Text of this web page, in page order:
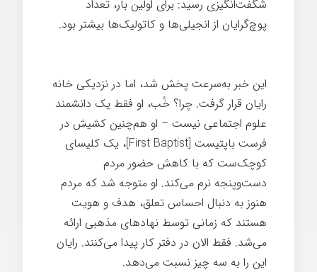
شگفت‌انگیزی رسید: برای اولین بار، تعداد
پوچ‌گرایان از انجیلی‌ها و کاتولیک‌ها بیشتر بود.
این خبر به‌سرعت پخش شد، اما در نزدیکی خانه
رایان قرار گرفت. چرا؟ خُب، او فقط یک دانشمند
علوم اجتماعی نیست – او هم‌چنین کشیش در
فرست باپتیست [First Baptist]، یک کلیسای
کوچک‌ست که با کاهش حضور مردم
دست‌وپنجه نرم می‌کند. او متوجه شد که مردم
هنوز به دنبال احساس تعلق، هدف و هویت
هستند که زمانی توسط نهادهای مذهبی ارائه
می‌شد. فقط الان در دفتر کار پیدا می‌کنند. رایان
این را به سه چیز نسبت می‌دهد.